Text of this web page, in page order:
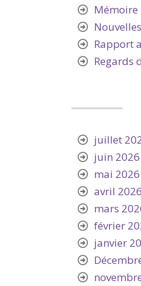
Mémoire
Nouvelles
Rapport
Regards
juillet
juin 2026
mai 2026
avril 2026
mars
février
janvier